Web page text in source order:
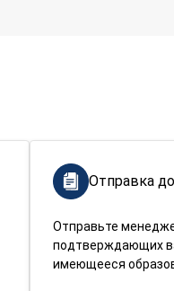
Отправка
Отправьте
подтверждающих
имеющееся